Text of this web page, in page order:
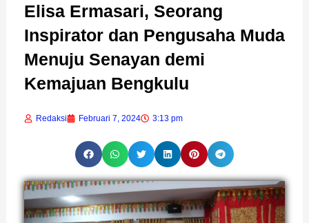
Elisa Ermasari, Seorang
Inspirator dan Pengusaha Muda
Menuju Senayan demi
Kemajuan Bengkulu
Redaksi Februari 7, 2024 3:13 pm